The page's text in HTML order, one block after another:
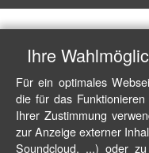
Ihre
Für ein optimales
die für das
Ihrer Zustimmung
zur Anzeige externer
Soundcloud, ...) oder